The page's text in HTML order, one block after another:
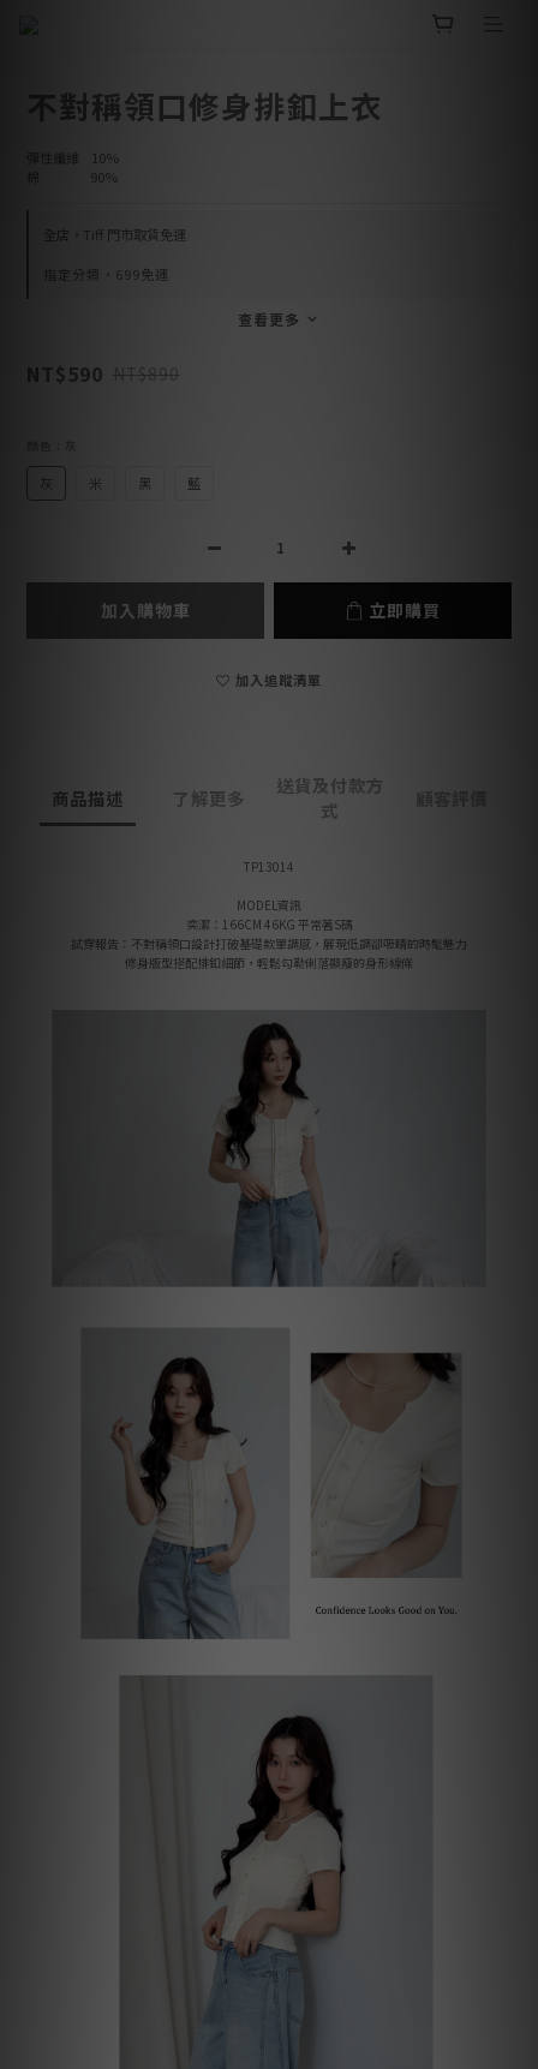
不對稱領口修身排釦上衣
彈性纖維	  10%
棉              90%
全店，Tiff 門市取貨免運
指定分類，699免運
查看更多
NT$590 NT$890
灰 米 黑 藍
加入購物車 立即購買
加入追蹤清單
商品描述 了解更多
送貨及付款方
式
TP13014
MODEL資訊
奕潔：166CM 46KG 平常著S碼
試穿報告：不對稱領口設計打破基礎款單調感，展現低調卻吸睛的時髦魅力
修身版型搭配排釦細節，輕鬆勾勒俐落顯瘦的身形線條